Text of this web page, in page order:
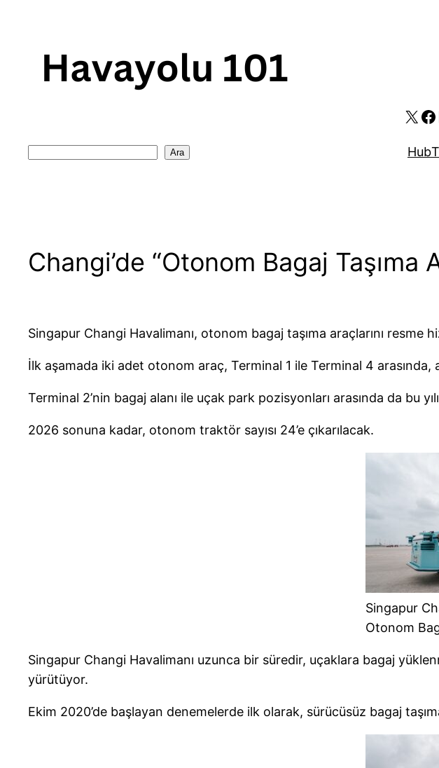
content
X
Ara Hub
Changi’de “Otonom Bagaj
Singapur Changi Havalimanı, otonom bagaj taşıma araçlarını resme
İlk aşamada iki adet otonom araç, Terminal 1 ile Terminal 4 arasında,
Terminal 2’nin bagaj alanı ile uçak park pozisyonları arasında da bu
2026 sonuna kadar, otonom traktör sayısı 24’e çıkarılacak.
Singapur
Otonom
Singapur Changi Havalimanı uzunca bir süredir, uçaklara bagaj
yürütüyor.
Ekim 2020’de başlayan denemelerde ilk olarak, sürücüsüz bagaj